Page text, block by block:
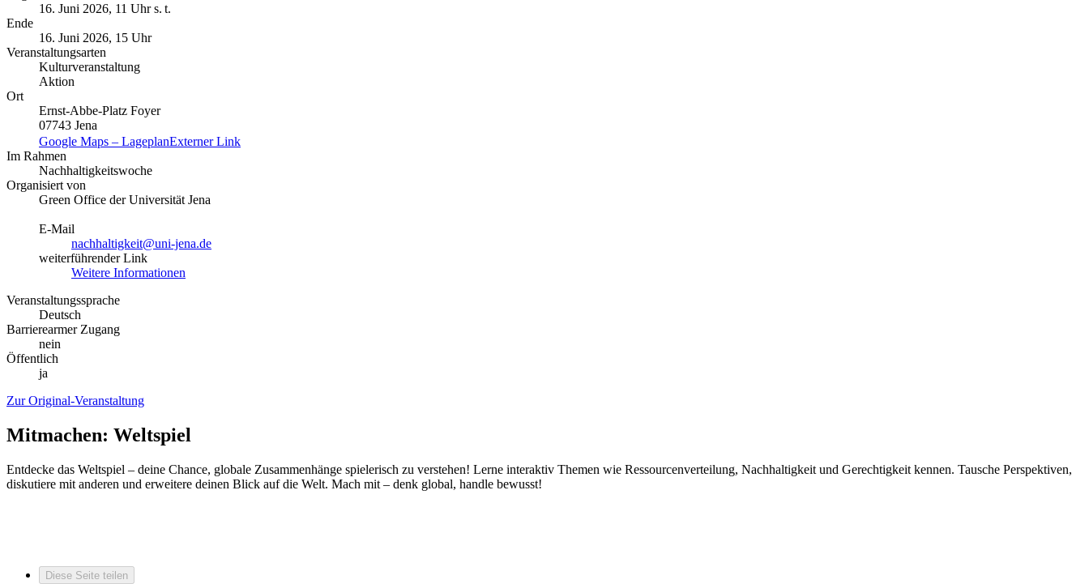
16. Juni 2026, 11 Uhr s. t.
Ende
16. Juni 2026, 15 Uhr
Veranstaltungsarten
Kulturveranstaltung
Aktion
Ort
Ernst-Abbe-Platz Foyer
07743 Jena
Google Maps – LageplanExterner Link
Im Rahmen
Nachhaltigkeitswoche
Organisiert von
Green Office der Universität Jena
E-Mail
nachhaltigkeit@uni-jena.de
weiterführender Link
Weitere Informationen
Veranstaltungssprache
Deutsch
Barrierearmer Zugang
nein
Öffentlich
ja
Zur Original-Veranstaltung
Mitmachen: Weltspiel
Entdecke das Weltspiel – deine Chance, globale Zusammenhänge spielerisch zu verstehen! Lerne interaktiv Themen wie Ressourcenverteilung, Nachhaltigkeit und Gerechtigkeit kennen. Tausche Perspektiven,
diskutiere mit anderen und erweitere deinen Blick auf die Welt. Mach mit – denk global, handle bewusst!
Diese Seite teilen